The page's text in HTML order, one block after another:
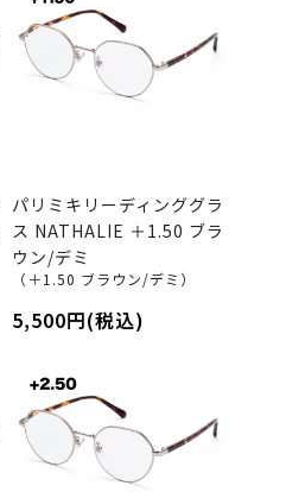
パリミキリーディンググラ
ス NATHALIE ＋1.50 ブラ
ウン/デミ
（＋1.50 ブラウン/デミ）
5,500円(税込)